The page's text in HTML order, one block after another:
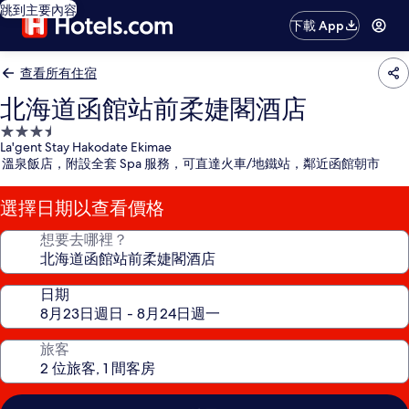
跳到主要內容
下載 App
查看所有住宿
北海道函館站前柔婕閣酒店
3.5
星
級
住
宿
La'gent Stay Hakodate Ekimae
溫泉飯店，附設全套 Spa 服務，可直達火車/地鐵站，鄰近函館朝市
選擇日期以查看價格
想要去哪裡？
日期
旅客